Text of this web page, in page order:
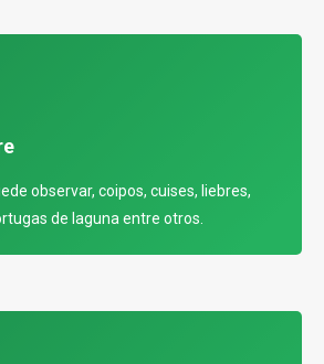
observar, coipos, cuises, liebres,
de laguna entre otros.